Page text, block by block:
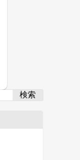
検索